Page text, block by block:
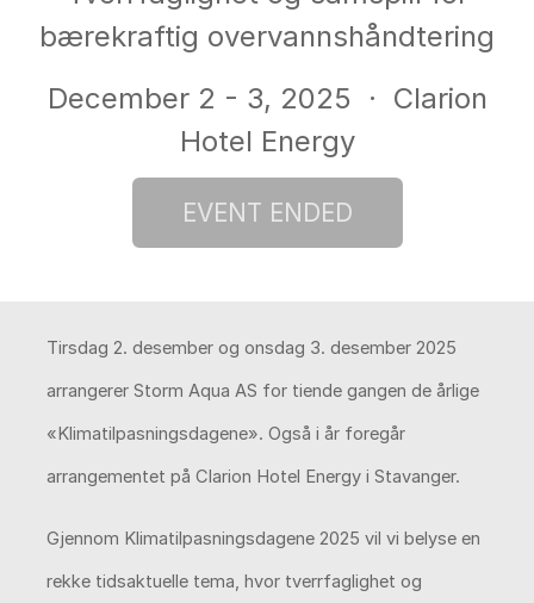
bærekraftig overvannshåndtering
December 2 - 3, 2025 · Clarion
Hotel Energy
Tirsdag 2. desember og onsdag 3. desember 2025
arrangerer Storm Aqua AS for tiende gangen de årlige
«Klimatilpasningsdagene». Også i år foregår
arrangementet på Clarion Hotel Energy i Stavanger.
Gjennom Klimatilpasningsdagene 2025 vil vi belyse en
rekke tidsaktuelle tema, hvor tverrfaglighet og